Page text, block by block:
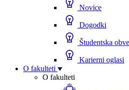
Novice
Dogodki
Študentska
Karierni oglasi
O fakulteti
O fakulteti